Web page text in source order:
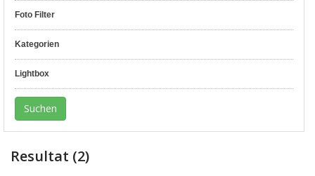
Foto Filter
Kategorien
Lightbox
Resultat (2)